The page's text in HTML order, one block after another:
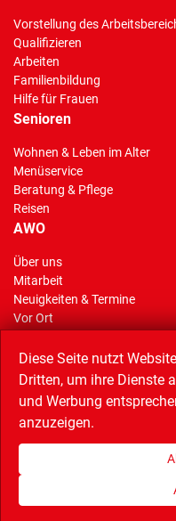
Vorstellung des
Qualifizieren
Arbeiten
Familienbildung
Hilfe für Frauen
Senioren
Wohnen & Leben im Alter
Menüservice
Beratung & Pflege
Reisen
AWO
Über uns
Mitarbeit
Neuigkeiten & Termine
Vor Ort
Reisen
Linkempfehlungen
AWO Service GmbH
AWO Bundesverband,
Bündnis
Diese Seite nutzt
Dritten, um ihre Dienste
und Werbung
anzuzeigen.